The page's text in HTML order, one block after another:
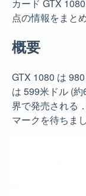
カード GTX
点の情報をまと
概要
GTX 1080 は
は 599米ドル (
界で発売される
マークを待ちま